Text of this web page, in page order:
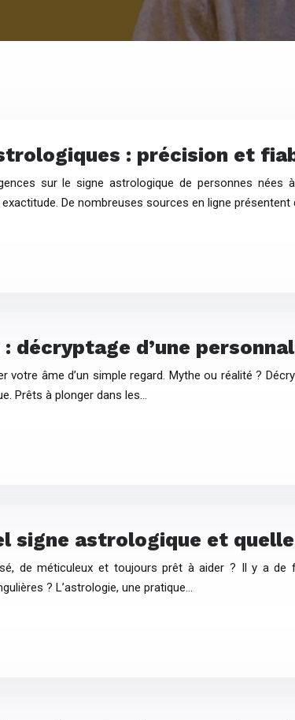
: précision et
sur le signe astrologique de personnes
De nombreuses sources en ligne
décryptage d’une
votre âme d’un simple regard. Mythe ou réalité ?
Prêts à plonger dans les…
signe astrologique et
de méticuleux et toujours prêt à aider ? Il y a
? L’astrologie, une pratique…